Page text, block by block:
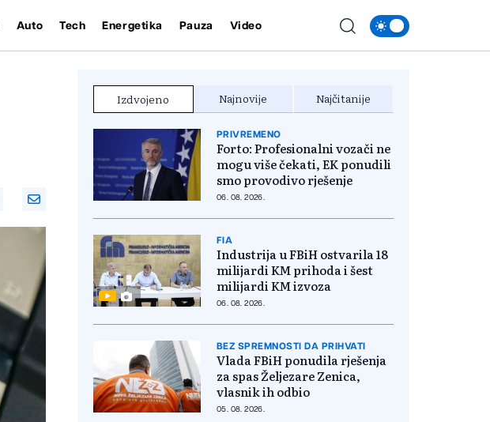
Auto Tech Energetika Pauza Video
Izdvojeno Najnovije Najčitanije
PRIVREMENO
Forto: Profesionalni vozači ne
mogu više čekati, EK ponudili
smo provodivo rješenje
06. 08. 2026.
FIA
Industrija u FBiH ostvarila 18
milijardi KM prihoda i šest
milijardi KM izvoza
06. 08. 2026.
BEZ SPREMNOSTI DA PRIHVATI
Vlada FBiH ponudila rješenja
za spas Željezare Zenica,
vlasnik ih odbio
05. 08. 2026.